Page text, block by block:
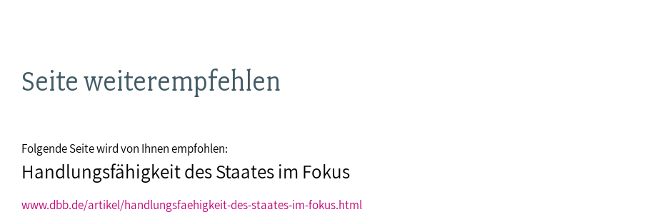
Seite weiterempfehlen
Folgende Seite wird von Ihnen empfohlen:
Handlungsfähigkeit des Staates im Fokus
www.dbb.de/artikel/handlungsfaehigkeit-des-staates-im-fokus.html